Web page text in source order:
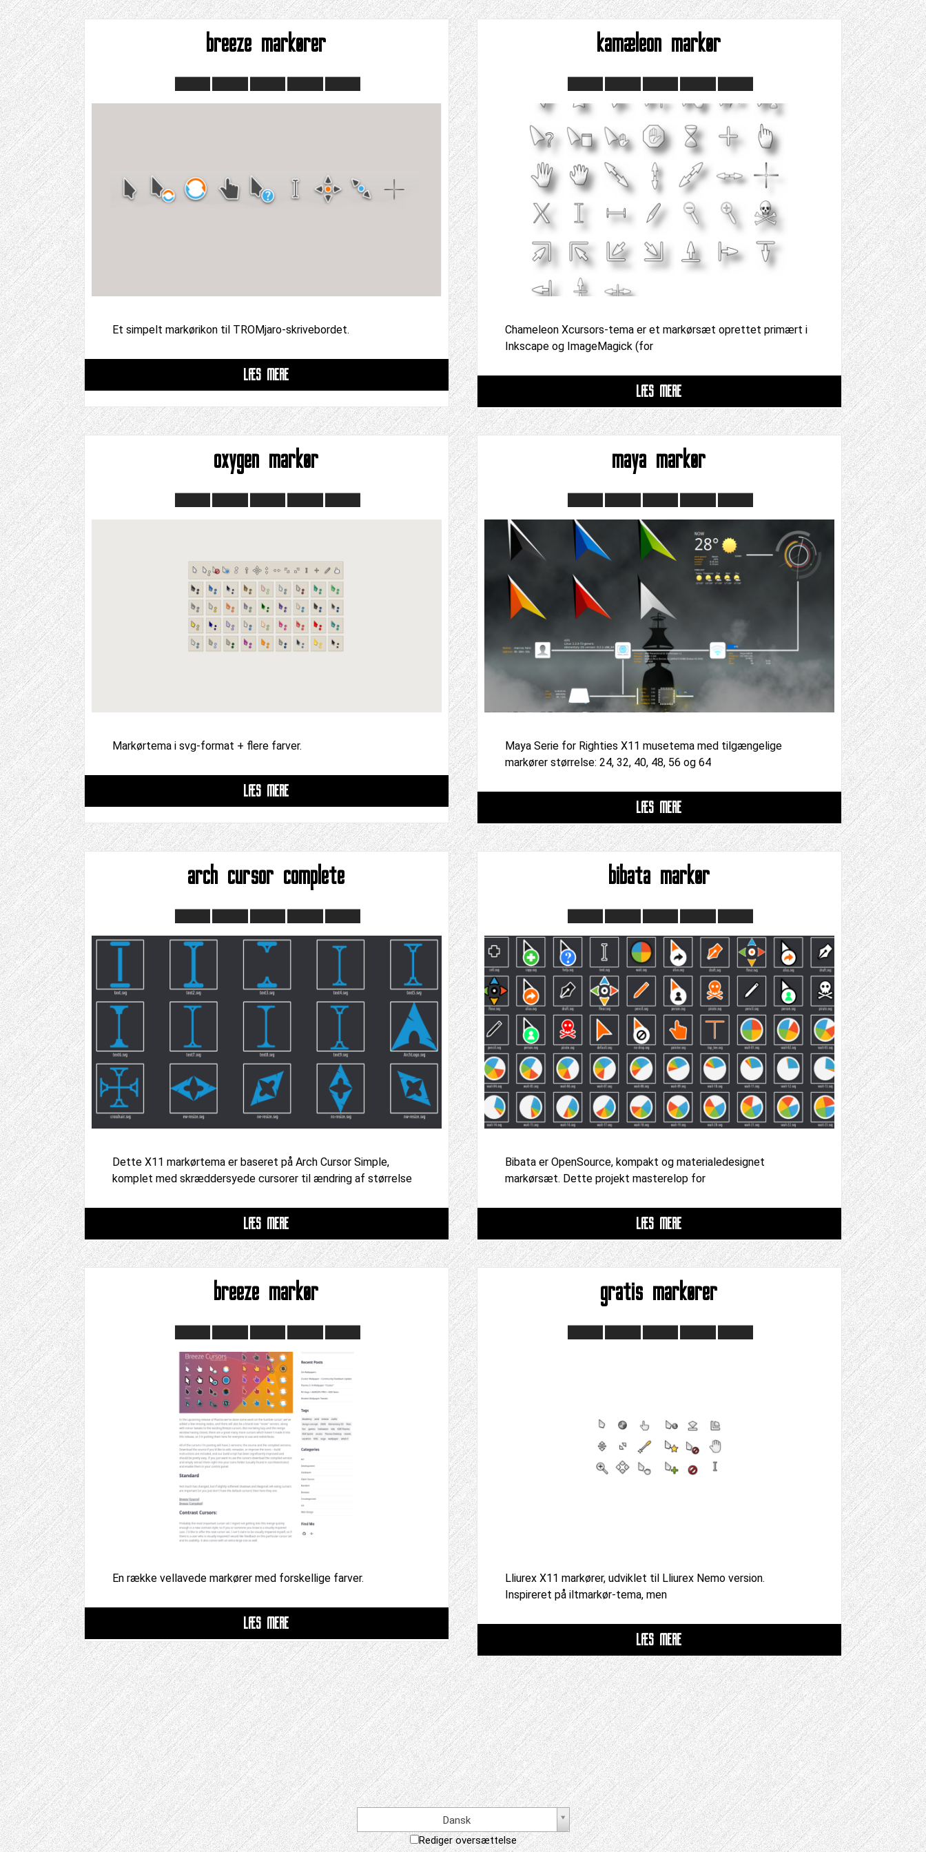
breeze markører
Et simpelt markørikon til TROMjaro-skrivebordet.
LÆS MERE
kamæleon markør
Chameleon Xcursors-tema er et markørsæt oprettet primært i
Inkscape og ImageMagick (for
LÆS MERE
oxygen markør
Markørtema i svg-format + flere farver.
LÆS MERE
maya markør
Maya Serie for Righties X11 musetema med tilgængelige
markører størrelse: 24, 32, 40, 48, 56 og 64
LÆS MERE
arch cursor complete
Dette X11 markørtema er baseret på Arch Cursor Simple,
komplet med skræddersyede cursorer til ændring af størrelse
LÆS MERE
bibata markør
Bibata er OpenSource, kompakt og materialedesignet
markørsæt. Dette projekt masterelop for
LÆS MERE
breeze markør
En række vellavede markører med forskellige farver.
LÆS MERE
gratis markører
Lliurex X11 markører, udviklet til Lliurex Nemo version.
Inspireret på iltmarkør-tema, men
LÆS MERE
Dansk
Rediger oversættelse